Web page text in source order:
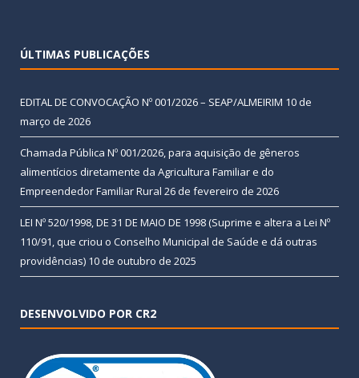
ÚLTIMAS PUBLICAÇÕES
EDITAL DE CONVOCAÇÃO Nº 001/2026 – SEAP/ALMEIRIM 10 de
março de 2026
Chamada Pública Nº 001/2026, para aquisição de gêneros
alimentícios diretamente da Agricultura Familiar e do
Empreendedor Familiar Rural 26 de fevereiro de 2026
LEI Nº 520/1998, DE 31 DE MAIO DE 1998 (Suprime e altera a Lei Nº
110/91, que criou o Conselho Municipal de Saúde e dá outras
providências) 10 de outubro de 2025
DESENVOLVIDO POR CR2